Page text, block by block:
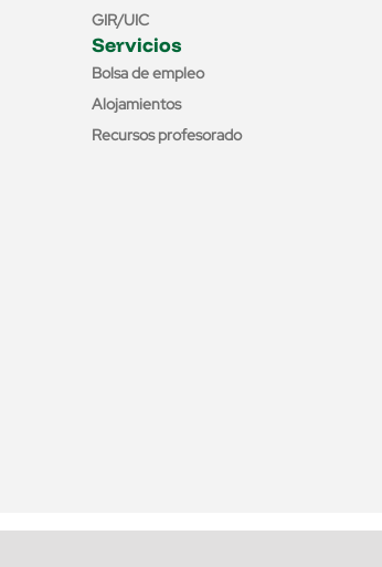
GIR/UIC
Servicios
Bolsa de empleo
Alojamientos
Recursos profesorado